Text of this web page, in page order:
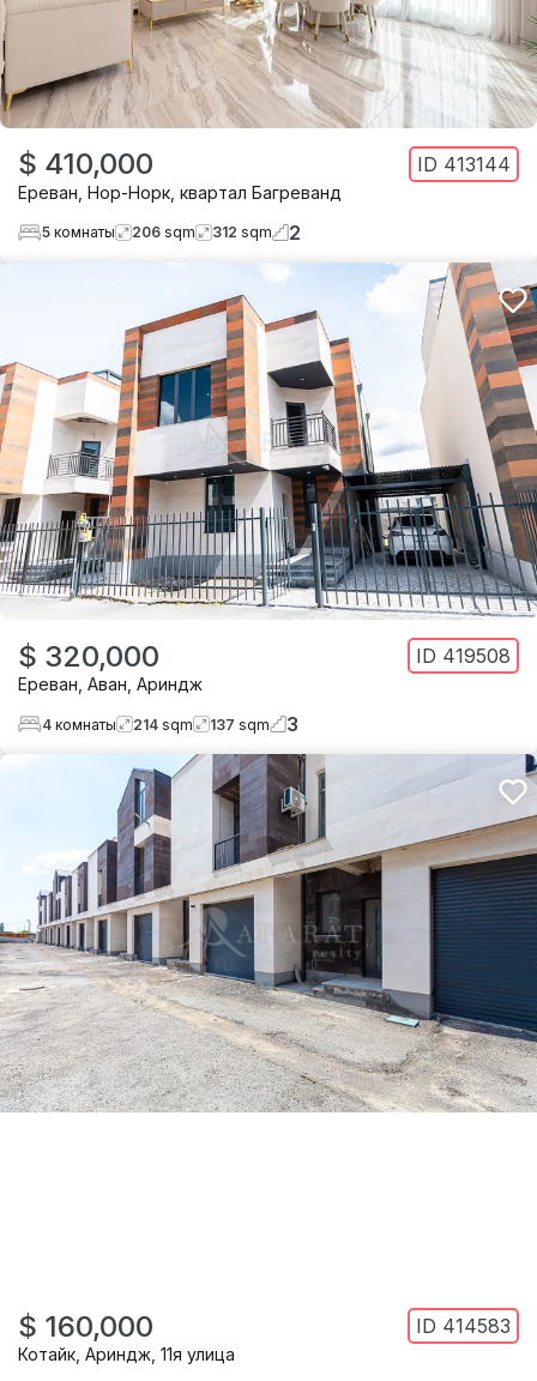
$ 410,000 ID 413144
Ереван Нор-Норк квартал Багреванд
5 комнаты 206 sqm 312 sqm 2
$ 320,000 ID 419508
Ереван Аван Ариндж
4 комнаты 214 sqm 137 sqm 3
$ 160,000 ID 414583
Котайк Ариндж 11я улица